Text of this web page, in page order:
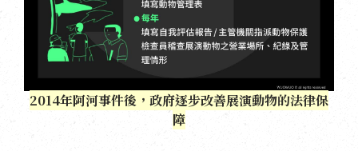
2014年阿河事件後，政府逐步改善展演動物的法律保
障